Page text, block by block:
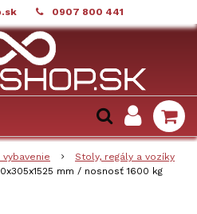
0907 800 441
Stoly, regály a vozíky
mm / nosnosť 1600 kg